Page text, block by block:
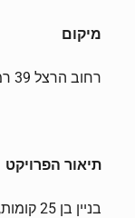
מיקום
רחוב הרצל 39 רמת גן, מול כיכר אורדע
תיאור הפרויקט
בניין בן 25 קומות, שלושה כיווני אוויר ומרפסת תלויה